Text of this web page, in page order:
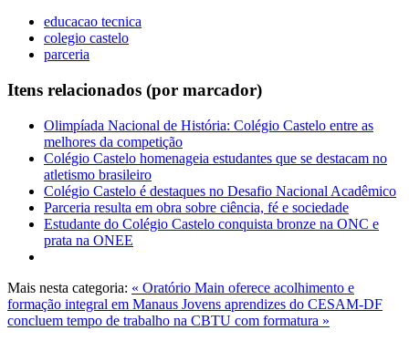
educacao tecnica
colegio castelo
parceria
Itens relacionados (por marcador)
Olimpíada Nacional de História: Colégio Castelo entre as
melhores da competição
Colégio Castelo homenageia estudantes que se destacam no
atletismo brasileiro
Colégio Castelo é destaques no Desafio Nacional Acadêmico
Parceria resulta em obra sobre ciência, fé e sociedade
Estudante do Colégio Castelo conquista bronze na ONC e
prata na ONEE
Mais nesta categoria: « Oratório Main oferece acolhimento e
formação integral em Manaus Jovens aprendizes do CESAM-DF
concluem tempo de trabalho na CBTU com formatura »